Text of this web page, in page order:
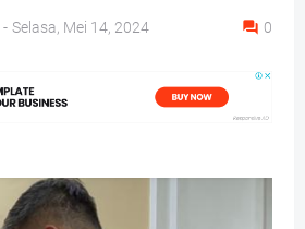
- Selasa, Mei 14, 2024 0